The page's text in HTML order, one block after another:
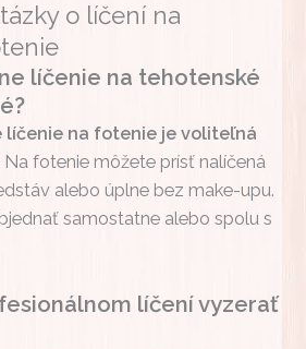
o líčení na
líčenie na tehotenské
líčenie na fotenie je voliteľná
Na fotenie môžete prísť nalíčená
alebo úplne bez make-upu.
samostatne alebo spolu s
líčení vyzerať